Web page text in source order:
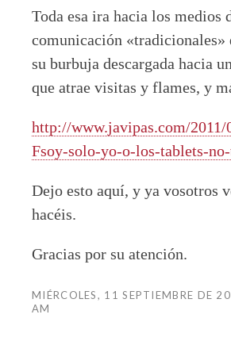
Toda esa ira hacia los medios
comunicación «tradicionales»
su burbuja descargada hacia
que atrae visitas y flames, y
http://www.javipas.com/
Fsoy-solo-yo-o-los-tablets-
Dejo esto aquí, y ya vosotros
hacéis.
Gracias por su atención.
MIÉRCOLES, 11 SEPTIEMBRE DE
AM